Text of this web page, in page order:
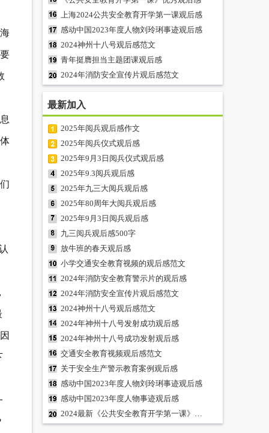
上海2024公共安全教育开学第一课观后感
感动中国2023年度人物刘玲琍事迹观后感
2024神州十八号观后感范文
青年挺膺担当主题团课观后感
2024年消防安全宣传片观后感范文
最新加入
2025年阅兵观后感作文
2025年阅兵仪式观后感
2025年9月3日阅兵仪式观后感
2025年9.3阅兵观后感
2025年九三大阅兵观后感
2025年80周年大阅兵观后感
2025年9月3日阅兵观后感
九三阅兵观后感500字
放牛班的春天观后感
小学交通安全教育视频的观后感范文
2024年消防安全教育警示片的观后感
2024年消防安全宣传片观后感范文
2024神州十八号观后感范文
2024年神州十八号发射成功观后感
2024年神州十八号成功发射观后感
交通安全教育视频观后感范文
关于安全生产警示教育案例观后感
感动中国2023年度人物刘玲琍事迹观后感
感动中国2023年度人物事迹观后感
2024最新《公共安全教育开学第一课》观后感